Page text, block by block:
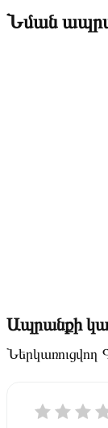
Նման
Ապրանքի
Ներկառուցվող